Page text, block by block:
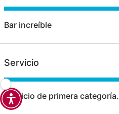
Bar increíble
Servicio
Servicio de primera categoría.